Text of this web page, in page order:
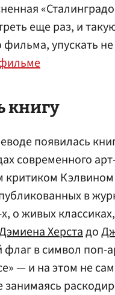
еще раз, и
упускать не
фильме
книгу
появилась
современного
критиком
в
о живых
Херстадо
в символ поп-
— и на этом не
занимаясь